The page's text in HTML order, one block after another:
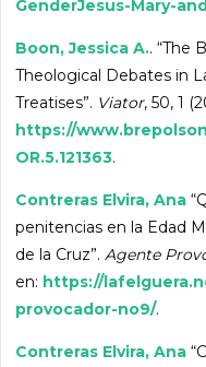
GenderJesus-Mary-
Boon, Jessica A.. “The
Theological Debates in
Treatises”. Viator, 50, 1
https://
OR.5.121363.
Contreras Elvira, Ana
penitencias en la Edad
de la Cruz”.Agente
en: https://
provocador-no9/.
Contreras Elvira, Ana